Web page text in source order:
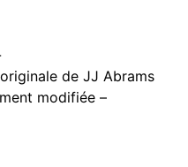
de JJ Abrams
modifiée –